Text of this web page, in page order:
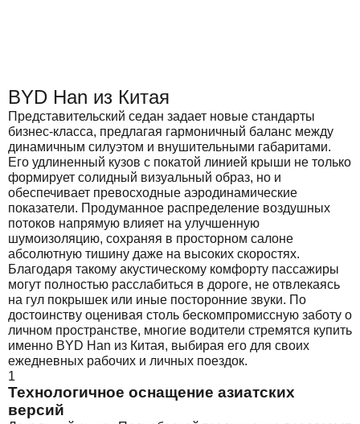
BYD Han из Китая
Представительский седан задает новые стандарты
бизнес-класса, предлагая гармоничный баланс между
динамичным силуэтом и внушительными габаритами.
Его удлиненный кузов с покатой линией крыши не только
формирует солидный визуальный образ, но и
обеспечивает превосходные аэродинамические
показатели. Продуманное распределение воздушных
потоков напрямую влияет на улучшенную
шумоизоляцию, сохраняя в просторном салоне
абсолютную тишину даже на высоких скоростях.
Благодаря такому акустическому комфорту пассажиры
могут полностью расслабиться в дороге, не отвлекаясь
на гул покрышек или иные посторонние звуки. По
достоинству оценивая столь бескомпромиссную заботу о
личном пространстве, многие водители стремятся купить
именно BYD Han из Китая, выбирая его для своих
ежедневных рабочих и личных поездок.
1
Технологичное оснащение азиатских
версий